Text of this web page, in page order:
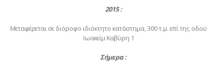
2015 :
Μεταφέρεται σε διόροφο ιδιόκτητο κατάστημα, 300 τ.μ. επί της οδού
Ιωακείμ Καβύρη 1
Σήμερα :